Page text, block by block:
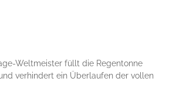
Weltmeister füllt die Regentonne
verhindert ein Überlaufen der vollen